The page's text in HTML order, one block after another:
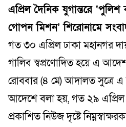
এপ্রিল দৈনিক যুগান্তরে ‘পুলিশ
গোপন মিশন’ শিরোনামে
গত ৩০ এপ্রিল ঢাকা মহানগর
গালিব স্বপ্রণোদিত হয়ে এ
রোববার (৪ মে) আদালত সুত্রে এ
আদেশে বলা হয়, গত ২৯ এপ্রিল
প্রকাশিত নিউজ দৃষ্টে